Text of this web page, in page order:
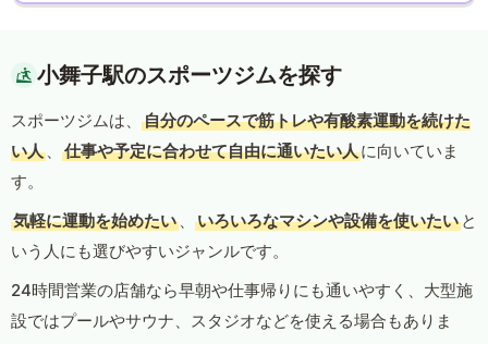
小舞子駅のスポーツジムを探す
スポーツジムは、
自分のペースで筋トレや有酸素運動を続けた
い人 、 仕事や予定に合わせて自由に通いたい人に向いていま
す。
気軽に運動を始めたい 、 いろいろなマシンや設備を使いたい と
いう人にも選びやすいジャンルです。
24時間営業の店舗なら早朝や仕事帰りにも通いやすく、大型施
設ではプールやサウナ、スタジオなどを使える場合もありま